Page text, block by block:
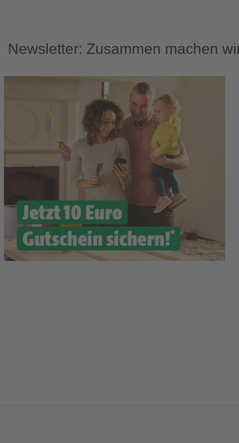
Newsletter: Zusammen machen